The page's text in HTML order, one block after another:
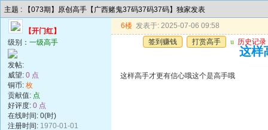
主题 : 【073期】原创高手【广西赌鬼37码37码37码】独家发表
【开门红】
级别： 一级高手
发帖:
威望: 0 点
铜币: 枚
贡献值: 点
好评度: 0 点
在线时间: 0(时)
注册时间: 1970-01-01
6楼 发表于: 2025-07-06 09:58
签到赚钱
打赏高手 u 历史记录
这样
这样高手才更有信心哦这个是高手哦